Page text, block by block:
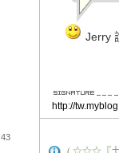
Jerry
http://